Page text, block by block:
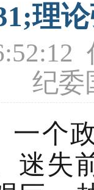
理
纪委
一个
迷失